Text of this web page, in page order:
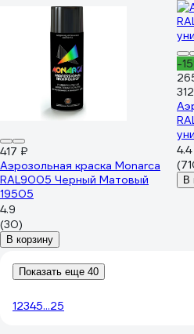
417 ₽
Аэрозольная краска Monarca
RAL9005 Черный Матовый
19505
4.9
(30)
В корзину
-
4.4
В
Показать еще 40
12345...25